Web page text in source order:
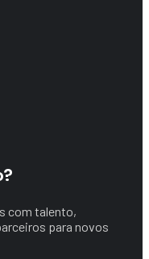
com talento,
para novos